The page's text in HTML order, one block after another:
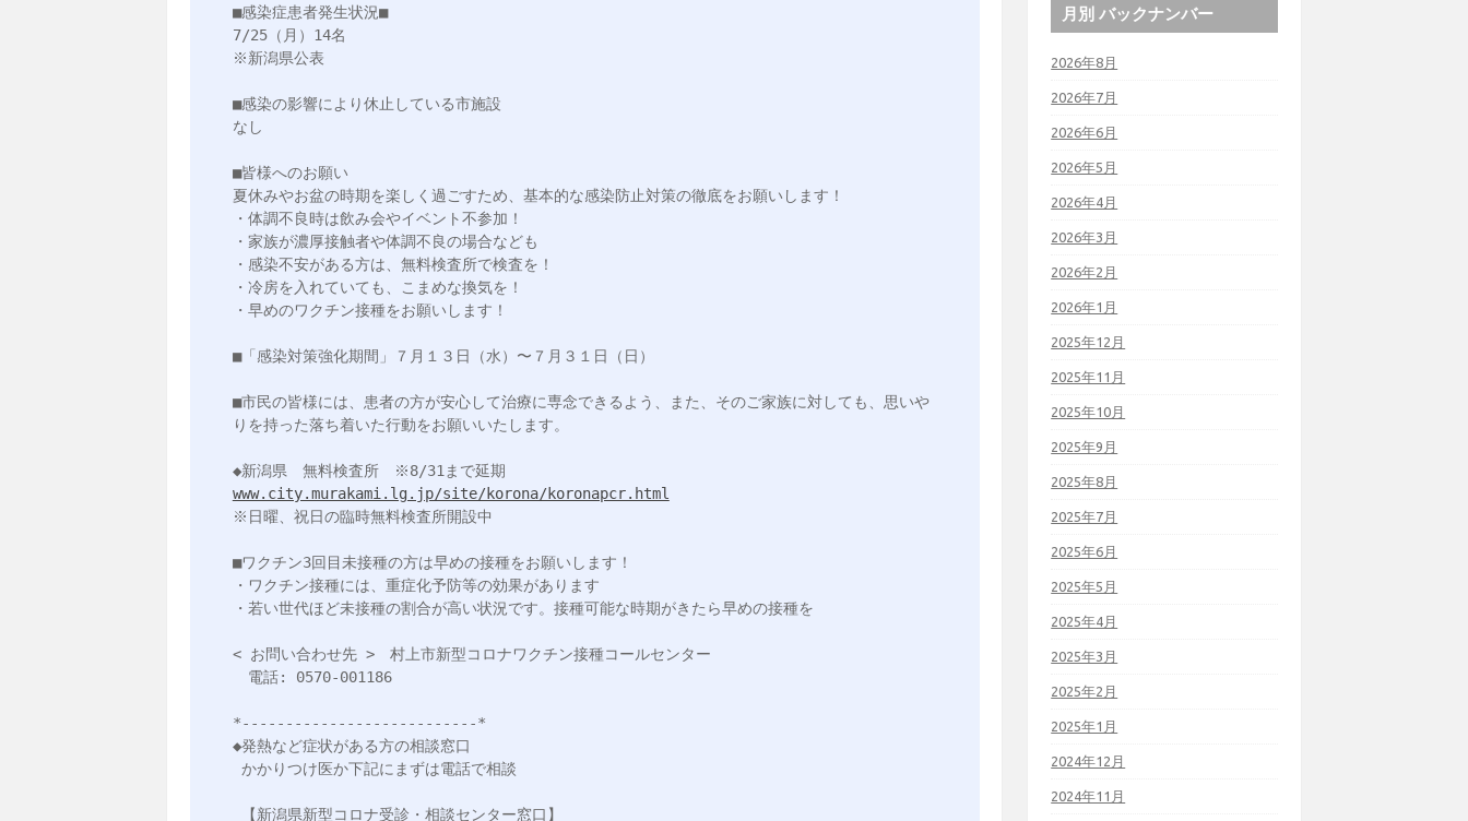
■感染症患者発生状況■
7/25（月）14名
※新潟県公表
■感染の影響により休止している市施設
なし
■皆様へのお願い
夏休みやお盆の時期を楽しく過ごすため、基本的な感染防止対策の徹底をお願いします！
・体調不良時は飲み会やイベント不参加！
・家族が濃厚接触者や体調不良の場合なども
・感染不安がある方は、無料検査所で検査を！
・冷房を入れていても、こまめな換気を！
・早めのワクチン接種をお願いします！
■「感染対策強化期間」７月１３日（水）〜７月３１日（日）
■市民の皆様には、患者の方が安心して治療に専念できるよう、また、そのご家族に対しても、思いや
りを持った落ち着いた行動をお願いいたします。
www.city.murakami.lg.jp/site/korona/koronapcr.html
※日曜、祝日の臨時無料検査所開設中
■ワクチン3回目未接種の方は早めの接種をお願いします！
・ワクチン接種には、重症化予防等の効果があります
・若い世代ほど未接種の割合が高い状況です。接種可能な時期がきたら早めの接種を
< お問い合わせ先 >　村上市新型コロナワクチン接種コールセンター
電話: 0570-001186
*---------------------------*
◆発熱など症状がある方の相談窓口
月別 バックナンバー
2026年8月
2026年7月
2026年6月
2026年5月
2026年4月
2026年3月
2026年2月
2026年1月
2025年12月
2025年11月
2025年10月
2025年9月
2025年8月
2025年7月
2025年6月
2025年5月
2025年4月
2025年3月
2025年2月
2025年1月
2024年12月
2024年11月